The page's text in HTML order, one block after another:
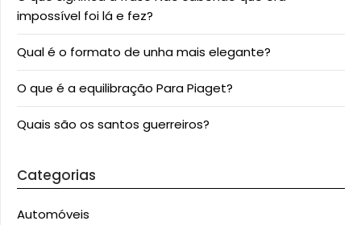
impossível foi lá e fez?
Qual é o formato de unha mais elegante?
O que é a equilibração Para Piaget?
Quais são os santos guerreiros?
Categorias
Automóveis